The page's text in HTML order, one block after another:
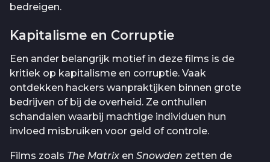
bedreigen.
Kapitalisme en Corruptie
Een ander belangrijk motief in deze films is de
kritiek op kapitalisme en corruptie. Vaak
ontdekken hackers wanpraktijken binnen grote
bedrijven of bij de overheid. Ze onthullen
schandalen waarbij machtige individuen hun
invloed misbruiken voor geld of controle.
Films zoals The Matrix en Snowden zetten de